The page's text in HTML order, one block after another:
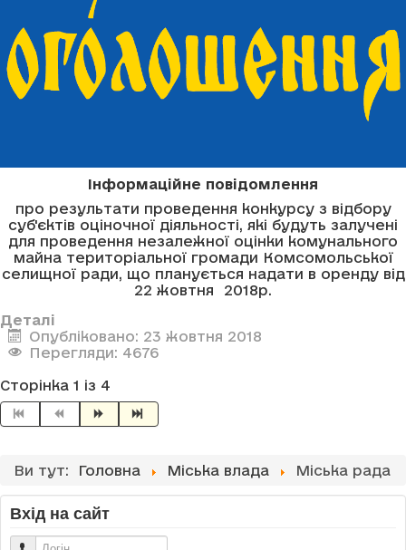
Інформаційне повідомлення
про результати проведення конкурсу з відбору
суб'єктів оціночної діяльності, які будуть залучені
для проведення незалежної оцінки комунального
майна територіальної громади Комсомольської
селищної ради, що планується надати в оренду від
22 жовтня 2018р.
Деталі
Опубліковано: 23 жовтня 2018
Перегляди: 4676
Сторінка 1 із 4
Ви тут: Головна Міська влада Міська рада
Вхід на сайт